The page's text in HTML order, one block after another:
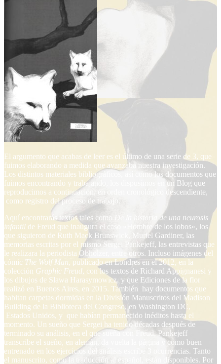
El argumento que acabas de leer es el último de una serie de 3, que
fuimos elaborando a medida que avanzaba nuestra investigación.
Los distintos materiales bibliográficos, así como los documentos que
fuimos encontrando y trabajando, los dispusimos en un Blog que
reproducimos a continuación, en orden cronológico descendiente,
como registro del proceso de trabajo.
Aquí encontrarás textos tales como
De la
historia de una neurosis
infantil de Freud que inaugura el caso «Hombre de los lobos», los
que siguieron de Ruth Mack Brunswick, Muriel Gardiner, las
memorias escritas por el mismo Sergei Pankejeff, las entrevistas que
le realizara la periodista Obholzer, entre otros. Incluso imágenes del
cómic The Wolf Man, publicado en Londres en el 2012, en la
colección Graphic Freud, con los textos de Richard Appignanesi y
los dibujos de Slawa Harasymowicz, y que Ediciones de la flor
realizó en Buenos Aires, en 2015. También hay documentos que
habitan carpetas dormidas en la División Manuscritos del Madison
Building de la Biblioteca del Congreso, en Washington DC,
Estados Unidos, y que habían permanecido inéditos hasta el
momento. Un sueño que Sergei ha tenido décadas después de
terminado su análisis, en el que sueña con Freud. Pankejeff
transcribe el sueño, en alemán, da vuelta la página y como buen
entrenado en los ejercicios del análisis escribe 3 ocurrencias. Tanto
el manuscrito, como la traducción al español, están disponibles. Por